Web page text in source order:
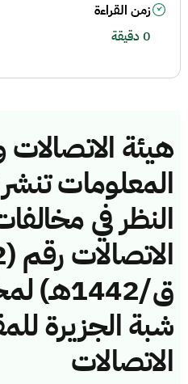
هيئة الاتصالات
المعلومات
النظر في
ق/
شبة الجزيرة
الاتصالات
زمن القراءة
0 دقيقة